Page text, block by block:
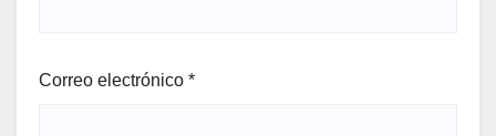
Correo electrónico *